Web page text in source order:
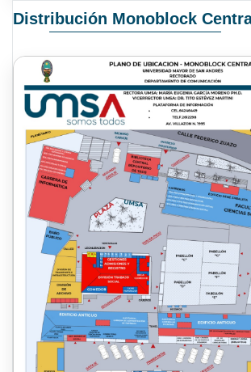
Distribución Monoblock